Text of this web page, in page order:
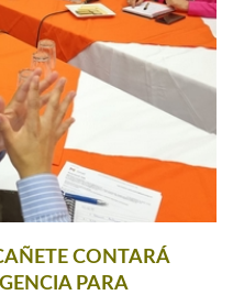
CONTARÁ
PARA